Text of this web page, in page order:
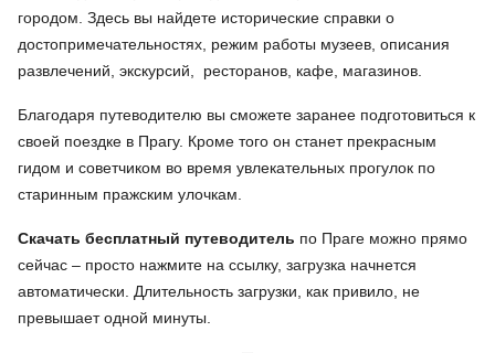
городом. Здесь вы найдете исторические справки о
достопримечательностях, режим работы музеев, описания
развлечений, экскурсий, ресторанов, кафе, магазинов.
Благодаря путеводителю вы сможете заранее подготовиться к
своей поездке в Прагу. Кроме того он станет прекрасным
гидом и советчиком во время увлекательных прогулок по
старинным пражским улочкам.
Скачать бесплатный путеводитель по Праге можно прямо
сейчас – просто нажмите на ссылку, загрузка начнется
автоматически. Длительность загрузки, как привило, не
превышает одной минуты.